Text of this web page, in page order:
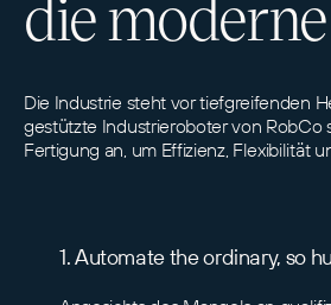
Die Industrie steht vor tiefgreifenden
gestützte Industrieroboter von RobCo
Fertigung an, um Effizienz, Flexibilität
1. Automate the ordinary, so